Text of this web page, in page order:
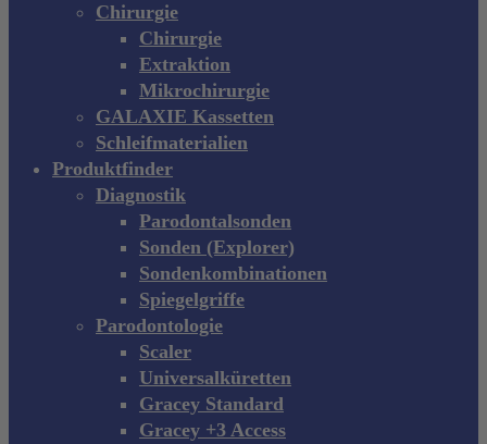
Chirurgie
Chirurgie
Extraktion
Mikrochirurgie
GALAXIE Kassetten
Schleifmaterialien
Produktfinder
Diagnostik
Parodontalsonden
Sonden (Explorer)
Sondenkombinationen
Spiegelgriffe
Parodontologie
Scaler
Universalküretten
Gracey Standard
Gracey +3 Access